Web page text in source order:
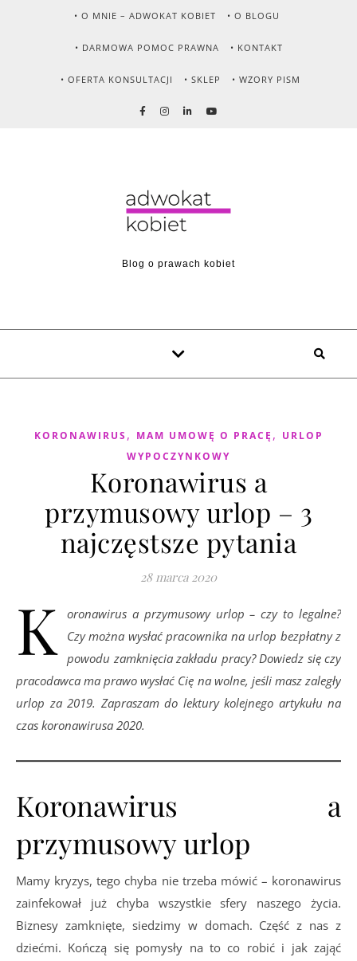
• O MNIE – ADWOKAT KOBIET • O BLOGU
• DARMOWA POMOC PRAWNA • KONTAKT
• OFERTA KONSULTACJI • SKLEP • WZORY PISM
Blog o prawach kobiet
KORONAWIRUS, MAM UMOWĘ O PRACĘ , URLOP
WYPOCZYNKOWY
Koronawirus a
przymusowy urlop – 3
najczęstsze pytania
28 marca 2020
K
oronawirus a przymusowy urlop – czy to legalne?
Czy można wysłać pracownika na urlop bezpłatny z
powodu zamknięcia zakładu pracy? Dowiedz się czy
pracodawca ma prawo wysłać Cię na wolne, jeśli masz zaległy
urlop za 2019. Zapraszam do lektury kolejnego artykułu na
czas koronawirusa 2020.
Koronawirus a
przymusowy urlop
Mamy kryzys, tego chyba nie trzeba mówić – koronawirus
zainfekował już chyba wszystkie sfery naszego życia.
Biznesy zamknięte, siedzimy w domach. Część z nas z
dziećmi. Kończą się pomysły na to co robić i jak zająć